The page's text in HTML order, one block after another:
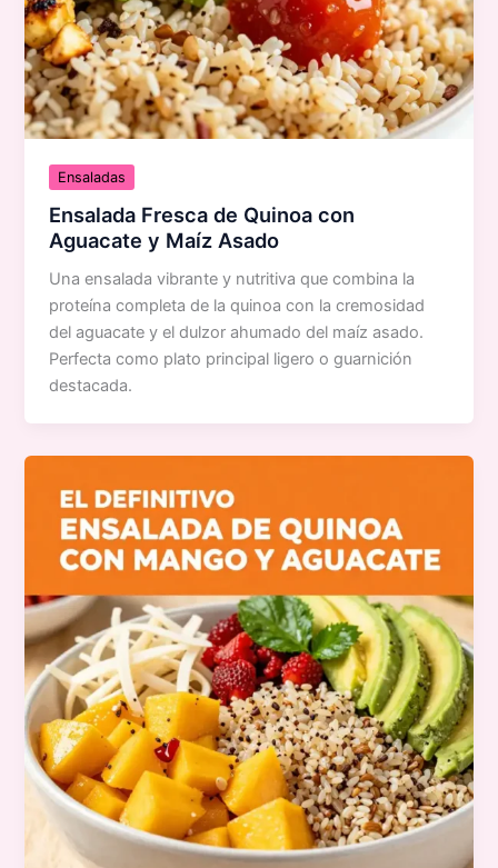
Ensaladas
Ensalada Fresca de Quinoa con
Aguacate y Maíz Asado
Una ensalada vibrante y nutritiva que combina la
proteína completa de la quinoa con la cremosidad
del aguacate y el dulzor ahumado del maíz asado.
Perfecta como plato principal ligero o guarnición
destacada.